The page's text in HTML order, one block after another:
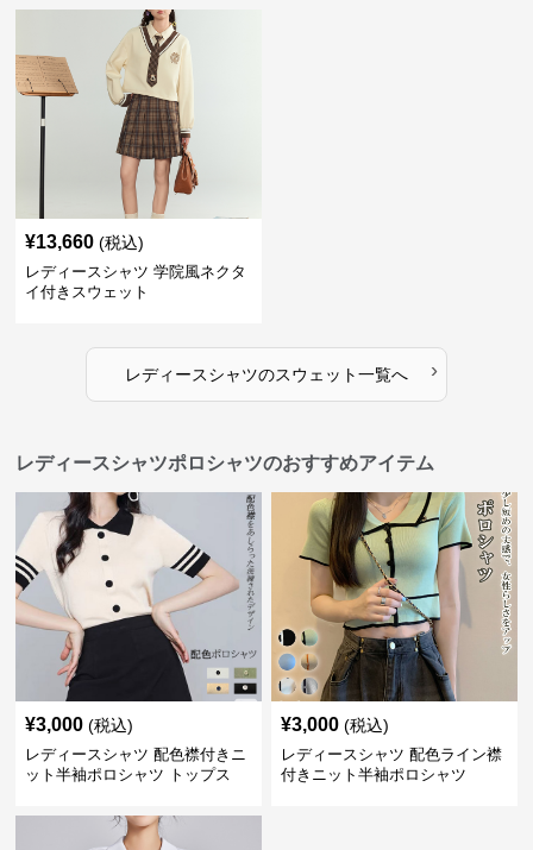
¥13,660 (税込)
レディースシャツ 学院風ネクタ
イ付きスウェット
レディースシャツのスウェット一覧へ ›
レディースシャツポロシャツのおすすめアイテム
¥3,000 (税込)
レディースシャツ 配色襟付きニ
ット半袖ポロシャツ トップス
¥3,000 (税込)
レディースシャツ 配色ライン襟
付きニット半袖ポロシャツ